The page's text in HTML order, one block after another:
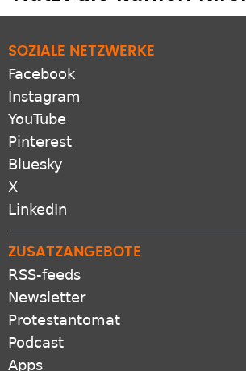
SOZIALE NETZWERKE
Facebook
Instagram
YouTube
Pinterest
Bluesky
X
LinkedIn
ZUSATZANGEBOTE
RSS-feeds
Newsletter
Protestantomat
Podcast
Apps